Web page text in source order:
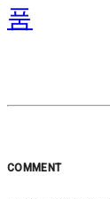
품
COMMENT